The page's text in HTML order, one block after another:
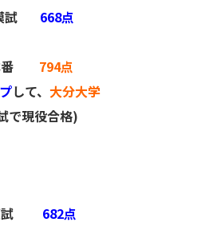
試 668点
番 794点
して、 大分大学
で現役合格)
682点